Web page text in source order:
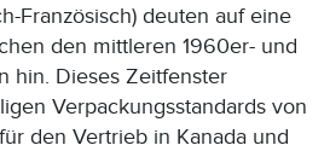
Französisch) deuten auf eine
den mittleren 1960er- und
hin. Dieses Zeitfenster
Verpackungsstandards von
den Vertrieb in Kanada und